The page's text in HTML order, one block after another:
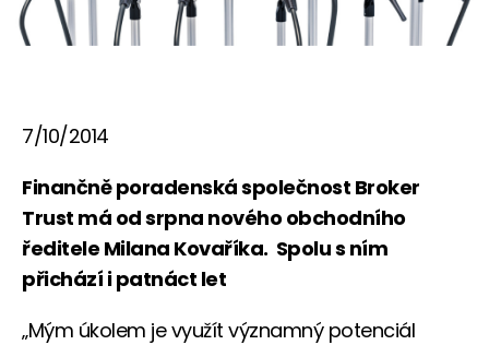
7/10/2014
Finančně poradenská společnost Broker
Trust má od srpna nového obchodního
ředitele Milana Kovaříka. Spolu s ním
přichází i patnáct let
„Mým úkolem je využít významný potenciál